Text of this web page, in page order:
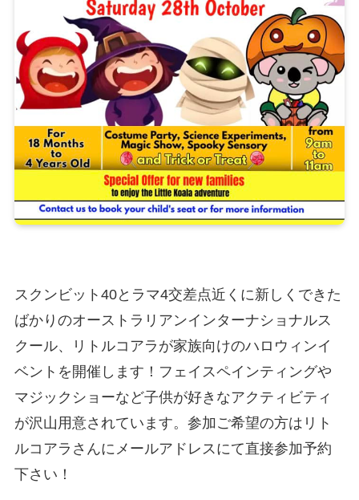
スクンビット40とラマ4交差点近くに新しくできた
ばかりのオーストラリアンインターナショナルス
クール、リトルコアラが家族向けのハロウィンイ
ベントを開催します！フェイスペインティングや
マジックショーなど子供が好きなアクティビティ
が沢山用意されています。参加ご希望の方はリト
ルコアラさんにメールアドレスにて直接参加予約
下さい！